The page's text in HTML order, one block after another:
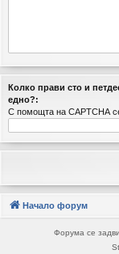
Колко прави cтo и
едно?:
С помощта на CAPTCHA
Начало форум
Форума се